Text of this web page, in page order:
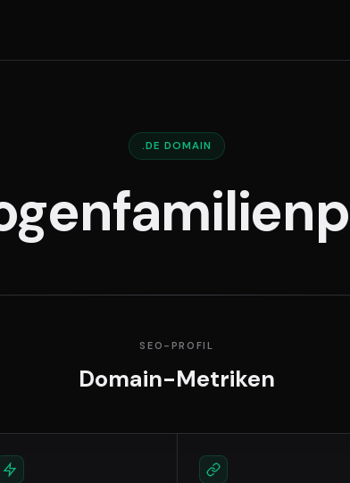
.DE DOMAIN
SEO-PROFIL
Domain-Metriken